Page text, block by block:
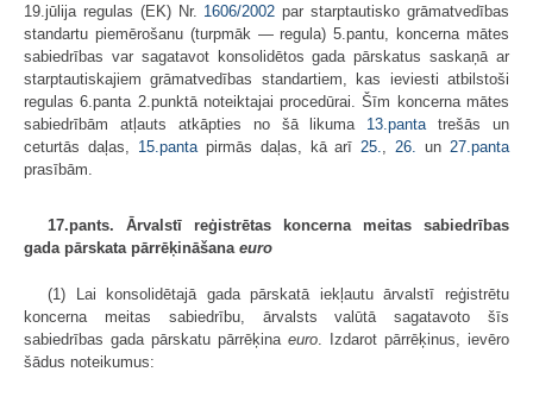
19.jūlija regulas (EK) Nr. 1606/2002 par starptautisko grāmatvedības
standartu piemēro­šanu (turpmāk — regula) 5.pantu, koncerna mātes
sabiedrības var sagatavot konsolidētos gada pārskatus saskaņā ar
starptautiskajiem grāmatvedības stan­dartiem, kas ieviesti atbilstoši
regulas 6.panta 2.punktā noteiktajai procedūrai. Šīm koncerna mātes
sabiedrībām atļauts atkāpties no šā likuma 13.pantatrešās un
ceturtās daļas, 15.pantapirmās daļas, kā arī25.,26.un27.panta
prasībām.
17.pants. Ārvalstī reģistrētas koncerna meitas sabiedrības
gada pārskata pārrēķināšana euro
(1) Lai konsolidētajā gada pārskatā iekļautu ārvalstī reģistrētu
koncerna meitas sabiedrību, ārvalsts valūtā sagatavoto šīs
sabiedrības gada pārskatu pārrēķina euro. Izdarot pārrēķinus, ievēro
šādus noteikumus: